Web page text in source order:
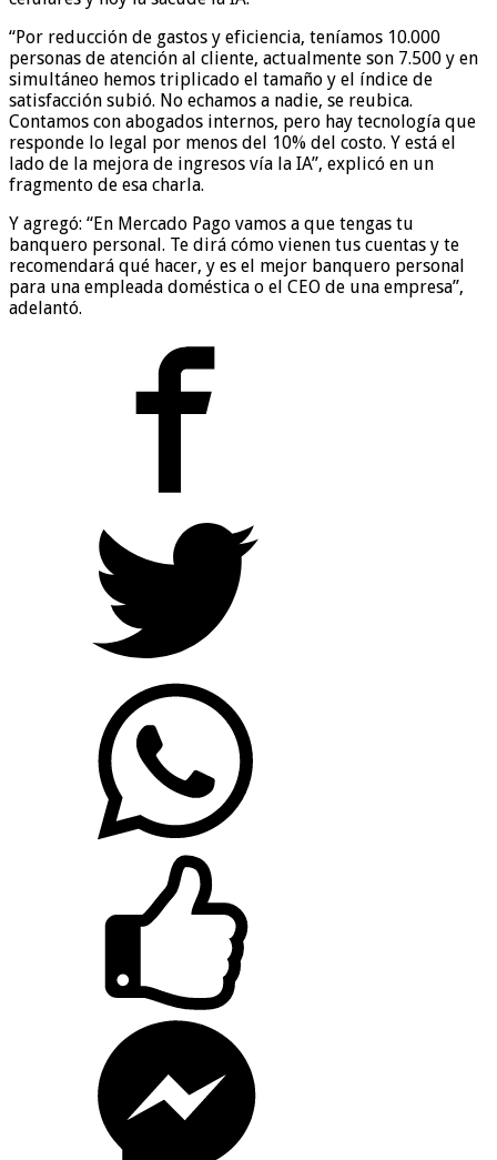
“Por reducción de gastos y eficiencia, teníamos 10.000
personas de atención al cliente, actualmente son 7.500 y en
simultáneo hemos triplicado el tamaño y el índice de
satisfacción subió. No echamos a nadie, se reubica.
Contamos con abogados internos, pero hay tecnología que
responde lo legal por menos del 10% del costo. Y está el
lado de la mejora de ingresos vía la IA”, explicó en un
fragmento de esa charla.
Y agregó: “En Mercado Pago vamos a que tengas tu
banquero personal. Te dirá cómo vienen tus cuentas y te
recomendará qué hacer, y es el mejor banquero personal
para una empleada doméstica o el CEO de una empresa”,
adelantó.